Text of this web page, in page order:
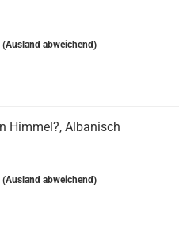
(Ausland abweichend)
Himmel?, Albanisch
(Ausland abweichend)